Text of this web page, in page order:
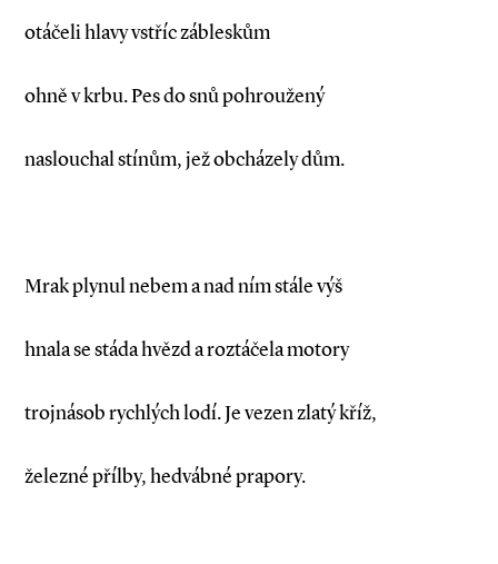
otáčeli hlavy vstříc zábleskům
ohně v krbu. Pes do snů pohroužený
naslouchal stínům, jež obcházely dům.
Mrak plynul nebem a nad ním stále výš
hnala se stáda hvězd a roztáčela motory
trojnásob rychlých lodí. Je vezen zlatý kříž,
železné přílby, hedvábné prapory.